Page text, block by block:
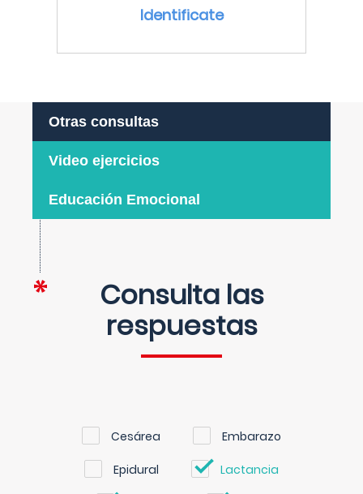
Identificate
Otras consultas
Video ejercicios
Educación Emocional
Consulta las
respuestas
Cesárea Embarazo
Epidural Lactancia